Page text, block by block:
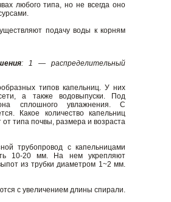
любого типа, но не всегда оно
подачу воды к корням
: 1 — распределительный
типов капельниц. У них
а также водовыпуски. Под
сплошного увлажнения. С
Какое количество капельниц
от типа почвы, размера и возраста
трубопровод с капельницами
10-20 мм. На нем укрепляют
из трубки диаметром 1~2 мм.
с увеличением длины спирали.